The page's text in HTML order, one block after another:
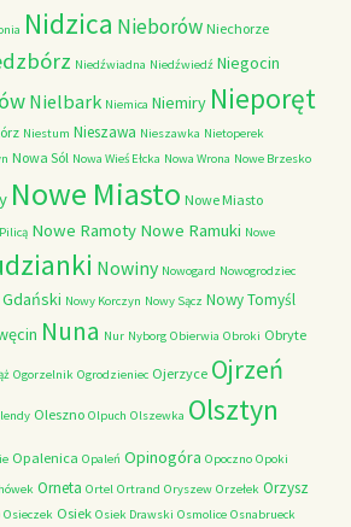
Nidzica Nieborów Niechorze
Niedźwiadna Niedźwiedź Niegocin
Nielbark Niemica Niemiry Nieporęt
Niestum Nieszawa Nieszawka Nietoperek
Nowa Sól Nowa Wieś Ełcka Nowa Wrona Nowe Brzesko
Nowe Miasto Nowe Miasto
Nowe Ramoty Nowe Ramuki Nowe
Nowiny Nowogard Nowogrodziec
Nowy Korczyn Nowy Sącz Nowy Tomyśl
Nuna Nur Nyborg Obierwia Obroki Obryte
Ogorzelnik Ogrodzieniec Ojerzyce Ojrzeń
Oleszno Olpuch Olszewka Olsztyn
Opalenica Opaleń Opinogóra Opoczno Opoki
Orneta Ortel Ortrand Oryszew Orzełek Orzysz
Osieczek Osiek Osiek Drawski Osmolice Osnabrueck